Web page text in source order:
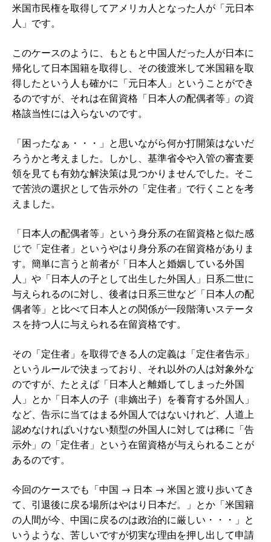
米国市民権を取得してアメリカ人となった人が「元日本
人」です。
このケースのように、もともと中国人だった人が日本に
帰化して日本国籍を取得し、その後渡米して米国籍を取
得したという人も確かに「元日本人」ということができ
るのですが、それは在留資格「日本人の配偶者等」の資
格該当性には入らないのです。
「困ったなぁ・・・」と思いながら何か打開策はないだ
ろうかと考えました。しかし、基準省令や入管の審査要
領を見ても有効な解決策は見つかりませんでした。そこ
で苦渋の選択として告示外の「定住者」で行くことを考
えました。
「日本人の配偶者等」という身分系の在留資格と似た感
じで「定住者」というやはり身分系の在留資格がありま
す。簡単に言うと前者が「日本人と婚姻している外国
人」や「日本人の子として出生した外国人」日系二世に
与えられるのに対し、後者は日系三世など「日本人の配
偶者等」と比べて日本人との関係が一段階薄いステータ
スを持つ人に与えられる在留資格です。
その「定住者」を取得できる人の定義は「定住者告示」
というルールで決まっており、それ以外の人は対象外な
のですが、たとえば「日本人と離婚してしまった外国
人」とか「日本人の子（非嫡出子）を養育する外国人」
など、告示に当てはまる外国人ではないけれど、人道上
認めなければいけない類型の外国人に対しては稀に「告
示外」の「定住者」という在留資格が与えられることが
あるのです。
今回のケースでも「中国 → 日本 → 米国と渡り歩いてき
て、引退後に戻る場所はやはり日本だ。」とか「米国籍
の人間が今、中国に戻るのは政治的に厳しい・・・」と
いうような、苦しいですが切実な理由を押し出して申請